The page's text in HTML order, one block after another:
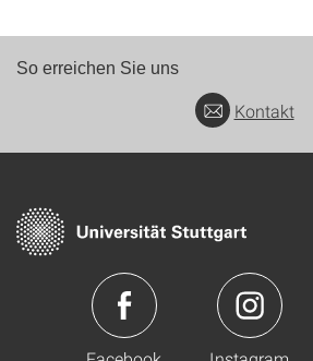
So erreichen Sie uns
Kontakt